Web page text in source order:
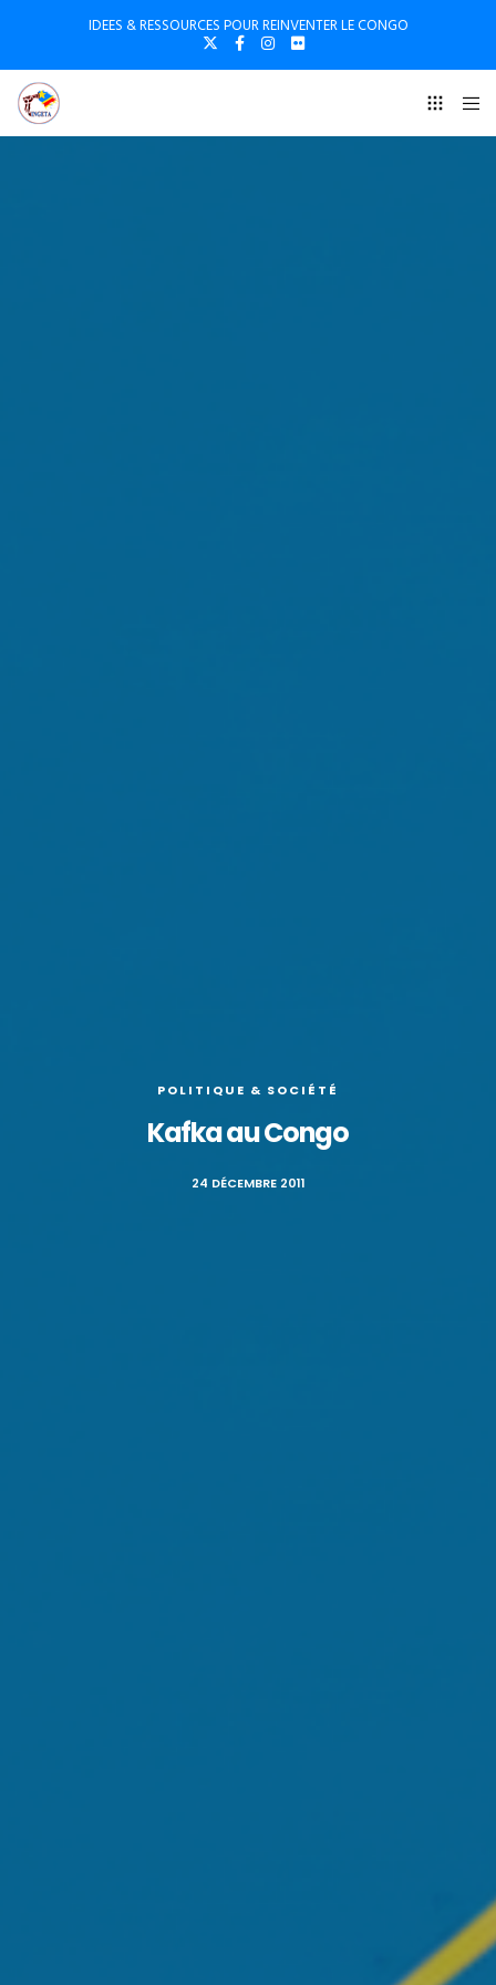
IDEES & RESSOURCES POUR REINVENTER LE CONGO
POLITIQUE & SOCIÉTÉ
Kafka au Congo
24 DÉCEMBRE 2011